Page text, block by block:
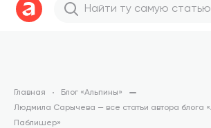
Главная
Блог «Альпины»
Людмила Сарычева — все статьи автора блога
Паблишер»